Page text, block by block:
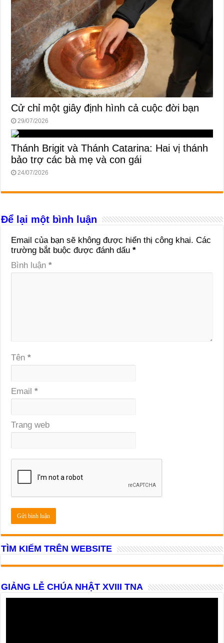
Cử chỉ một giây định hình cả cuộc đời bạn
29/07/2026
Thánh Brigit và Thánh Catarina: Hai vị thánh
bảo trợ các bà mẹ và con gái
24/07/2026
Để lại một bình luận
Email của bạn sẽ không được hiển thị công khai. Các
trường bắt buộc được đánh dấu*
Bình luận*
Tên*
Email*
Trang web
TÌM KIẾM TRÊN WEBSITE
GIẢNG LỄ CHÚA NHẬT XVIII TNA